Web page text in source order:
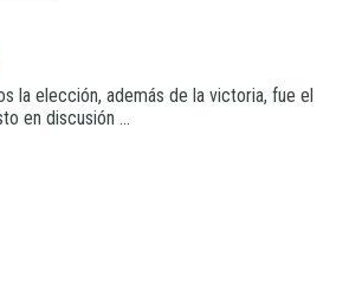
la elección, además de la victoria, fue el
en discusión ...